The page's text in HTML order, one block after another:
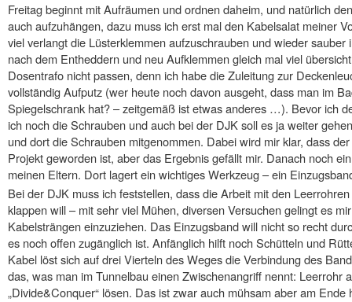
Freitag beginnt mit Aufräumen und ordnen daheim, und natürlich
auch aufzuhängen, dazu muss ich erst mal den Kabelsalat meiner
viel verlangt die Lüsterklemmen aufzuschrauben und wieder
nach dem Entheddern und neu Aufklemmen gleich mal viel
Dosentrafo nicht passen, denn ich habe die Zuleitung zur
vollständig Aufputz (wer heute noch davon ausgeht, dass man im
Spiegelschrank hat? – zeitgemäß ist etwas anderes …). Bevor ich
ich noch die Schrauben und auch bei der DJK soll es ja weiter
und dort die Schrauben mitgenommen. Dabei wird mir klar, dass
Projekt geworden ist, aber das Ergebnis gefällt mir. Danach noch
meinen Eltern. Dort lagert ein wichtiges Werkzeug – ein
Bei der DJK muss ich feststellen, dass die Arbeit mit den
klappen will – mit sehr viel Mühen, diversen Versuchen gelingt es
Kabelsträngen einzuziehen. Das Einzugsband will nicht so recht
es noch offen zugänglich ist. Anfänglich hilft noch Schütteln und
Kabel löst sich auf drei Vierteln des Weges die Verbindung des
das, was man im Tunnelbau einen Zwischenangriff nennt: Leerrohr
„Divide&Conquer“ lösen. Das ist zwar auch mühsam aber am